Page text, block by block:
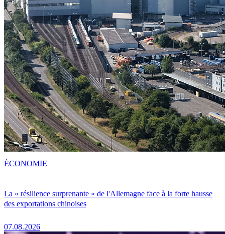
La « résilience surprenante » de l'Allemagne face à la forte hausse
des exportations chinoises
07.08.2026
ÉCONOMIE